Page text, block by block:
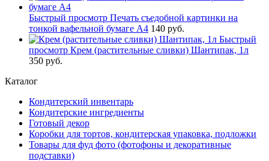
Быстрый просмотр Печать съедобной картинки на
тонкой вафельной бумаге А4 140 руб.
Быстрый
просмотр Крем (растительные сливки) Шантипак, 1л
350 руб.
Каталог
Кондитерский инвентарь
Кондитерские ингредиенты
Готовый декор
Коробки для тортов, кондитерская упаковка, подложки
Товары для фуд фото (фотофоны и декоративные
подставки)